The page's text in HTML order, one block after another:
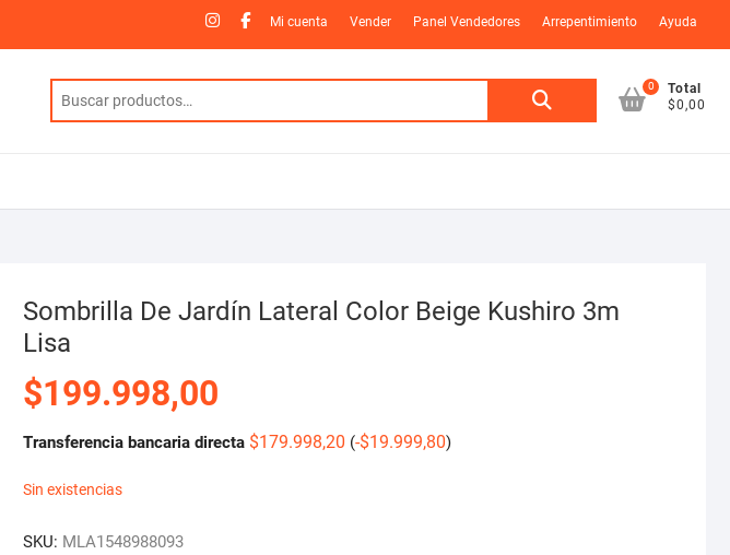
Instagram
Facebook
Mi cuenta Vender Panel Vendedores Arrepentimiento Ayuda
Buscar
0
Total
$0,00
Sombrilla De Jardín Lateral Color Beige Kushiro 3m
Lisa
$199.998,00
Transferencia bancaria directa $179.998,20 (-$19.999,80)
Sin existencias
SKU: MLA1548988093